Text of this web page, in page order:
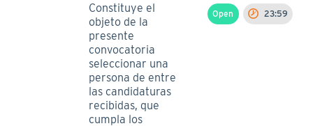
Constituye el
objeto de la
presente
convocatoria
seleccionar una
persona de entre
las candidaturas
recibidas, que
cumpla los
Open 23:59